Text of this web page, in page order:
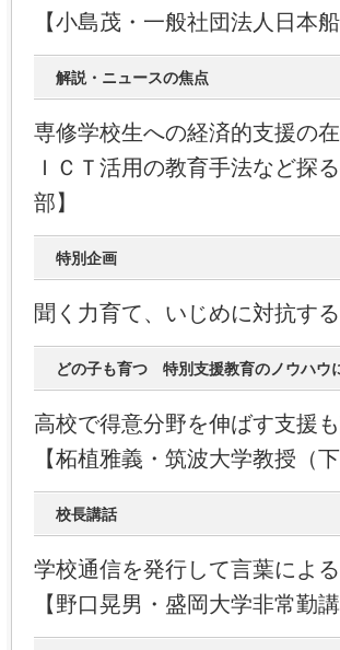
【小島茂・一般社団法人日本
解説・ニュースの焦点
専修学校生への経済的支援の
ＩＣＴ活用の教育手法など探
部】
特別企画
聞く力育て、いじめに対抗す
どの子も育つ 特別支援教育のノウハウ
高校で得意分野を伸ばす支援
【柘植雅義・筑波大学教授（下
校長講話
学校通信を発行して言葉によ
【野口晃男・盛岡大学非常勤講